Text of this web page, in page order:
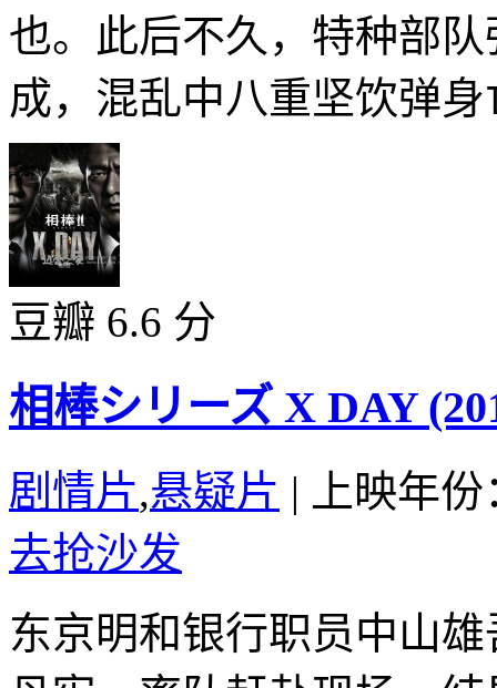
也。此后不久，特种部
成，混乱中八重坚饮弹
豆瓣 6.6 分
相棒シリーズ X DAY
剧情片,悬疑片 |
上映年
去抢沙发
东京明和银行职员中山